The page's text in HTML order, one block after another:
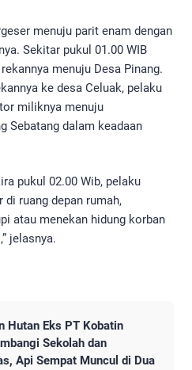
menuju parit enam dengan
Sekitar pukul 01.00 WIB
menuju Desa Pinang.
ke desa Celuak, pelaku
miliknya menuju
Sebatang dalam keadaan
pukul 02.00 Wib, pelaku
ruang depan rumah,
atau menekan hidung korban
jelasnya.
Hutan Eks PT Kobatin
Sekolah dan
Api Sempat Muncul di Dua